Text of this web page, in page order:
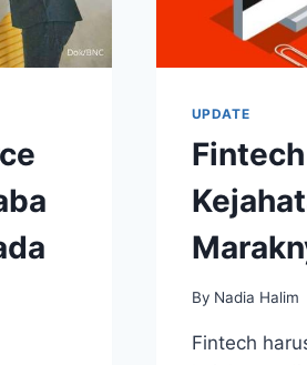
UPDATE
By Nadia Halim
Fintech